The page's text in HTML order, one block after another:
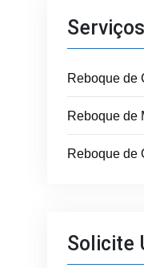
Serviços
Reboque de
Reboque de
Reboque de
Solicite